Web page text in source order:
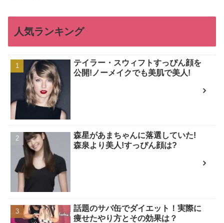
人気ランキング
テイラー・スウィフトすっぴん顔を
公開!ノーメイクでも美肌で美人!
森星があまちゃんに落選していた!
森泉より美人!すっぴん顔は?
話題のサバ缶でダイエット！実際に
痩せたやり方とその効果は？